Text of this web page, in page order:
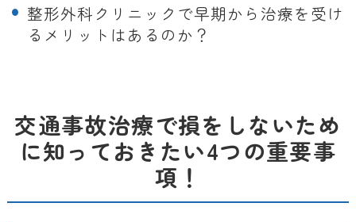
整形外科クリニックで早期から治療を受け
るメリットはあるのか？
交通事故治療で損をしないため
に知っておきたい4つの重要事
項！